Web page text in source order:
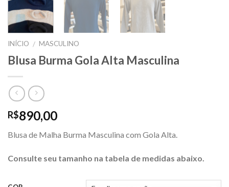
INÍCIO / MASCULINO
Blusa Burma Gola Alta Masculina
R$890,00
Blusa de Malha Burma Masculina com Gola Alta.
Consulte seu tamanho na tabela de medidas abaixo.